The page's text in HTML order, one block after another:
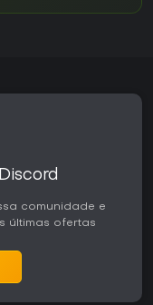
comunidade e
últimas ofertas